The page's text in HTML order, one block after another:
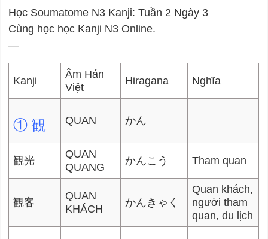
Học Soumatome N3 Kanji: Tuần 2 Ngày 3
Cùng học học Kanji N3 Online.
—
Kanji
Âm Hán
Việt
Hiragana Nghĩa
① 観 QUAN かん
観光
QUAN
QUANG
かんこう Tham quan
観客
QUAN
KHÁCH
かんきゃく
Quan khách,
người tham
quan, du lịch